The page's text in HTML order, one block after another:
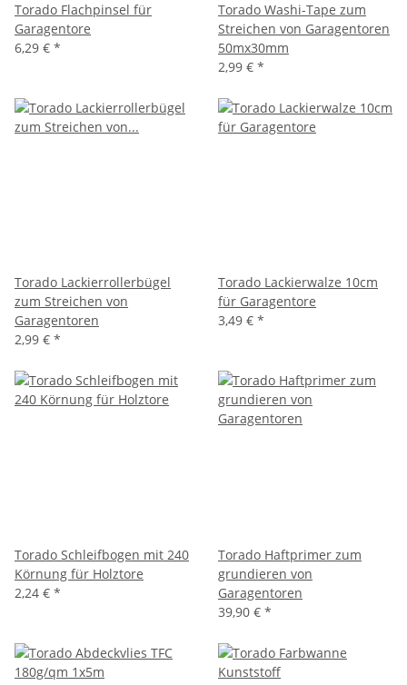
Torado Flachpinsel für
Garagentore
6,29 € *
Torado Washi-Tape zum
Streichen von Garagentoren
50mx30mm
2,99 € *
Torado Lackierrollerbügel
zum Streichen von
Garagentoren
2,99 € *
Torado Lackierwalze 10cm
für Garagentore
3,49 € *
Torado Schleifbogen mit 240
Körnung für Holztore
2,24 € *
Torado Haftprimer zum
grundieren von
Garagentoren
39,90 € *